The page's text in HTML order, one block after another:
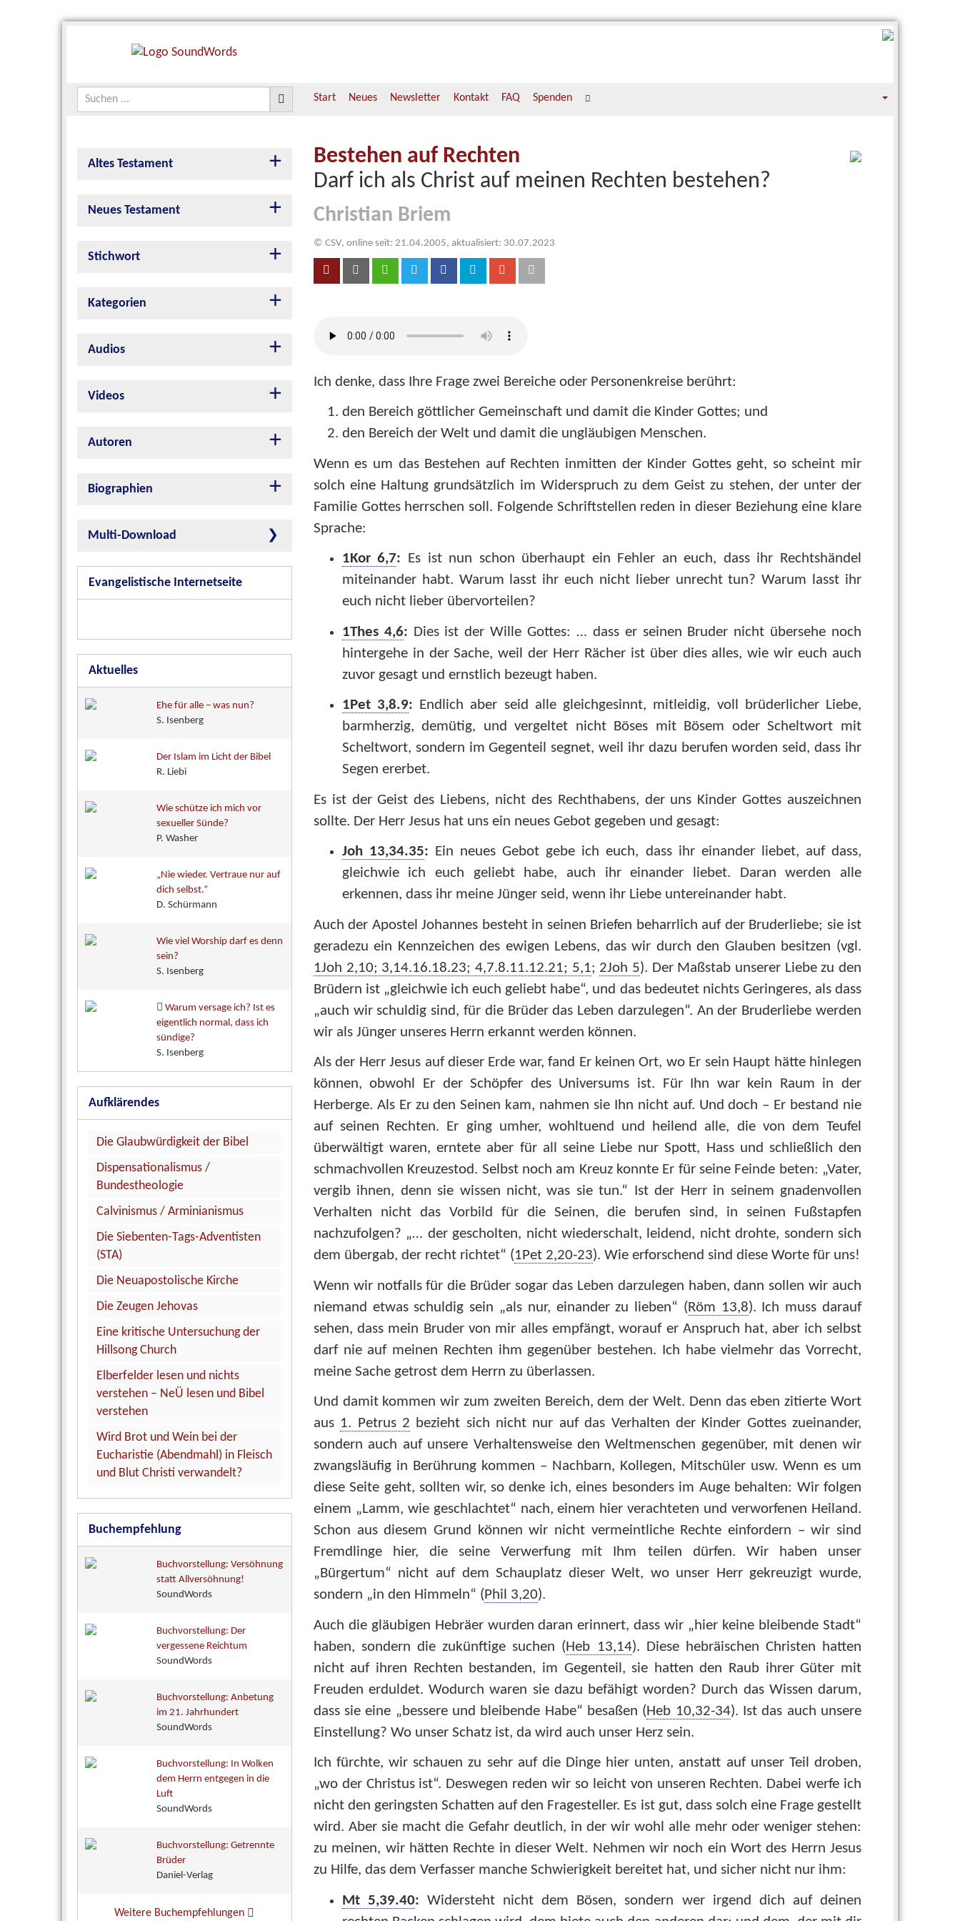
Start Neues Newsletter Kontakt FAQ Spenden
Altes Testament
Neues Testament
Stichwort
Kategorien
Audios
Videos
Autoren
Biographien
Multi-Download
Evangelistische Internetseite
Aktuelles
Ehe für alle – was nun?
S. Isenberg
Der Islam im Licht der Bibel
R. Liebi
Wie schütze ich mich vor
sexueller Sünde?
P. Washer
„Nie wieder. Vertraue nur auf
dich selbst.“
D. Schürmann
Wie viel Worship darf es denn
sein?
S. Isenberg
Warum versage ich? Ist es
eigentlich normal, dass ich
sündige?
S. Isenberg
Aufklärendes
Die Glaubwürdigkeit der Bibel
Dispensationalismus /
Bundestheologie
Calvinismus / Arminianismus
Die Siebenten-Tags-Adventisten
(STA)
Die Neuapostolische Kirche
Die Zeugen Jehovas
Eine kritische Untersuchung der
Hillsong Church
Elberfelder lesen und nichts
verstehen – NeÜ lesen und Bibel
verstehen
Wird Brot und Wein bei der
Eucharistie (Abendmahl) in Fleisch
und Blut Christi verwandelt?
Buchempfehlung
Buchvorstellung: Versöhnung
statt Allversöhnung!
SoundWords
Buchvorstellung: Der
vergessene Reichtum
SoundWords
Buchvorstellung: Anbetung
im 21. Jahrhundert
SoundWords
Buchvorstellung: In Wolken
dem Herrn entgegen in die
Luft
SoundWords
Buchvorstellung: Getrennte
Brüder
Daniel-Verlag
Weitere Buchempfehlungen
Bestehen auf Rechten
Darf ich als Christ auf meinen Rechten bestehen?
Christian Briem
© CSV, online seit: 21.04.2005, aktualisiert: 30.07.2023
Ich denke, dass Ihre Frage zwei Bereiche oder Personenkreise berührt:
den Bereich göttlicher Gemeinschaft und damit die Kinder Gottes; und
den Bereich der Welt und damit die ungläubigen Menschen.
Wenn es um das Bestehen auf Rechten inmitten der Kinder Gottes geht, so scheint mir
solch eine Haltung grundsätzlich im Widerspruch zu dem Geist zu stehen, der unter der
Familie Gottes herrschen soll. Folgende Schriftstellen reden in dieser Beziehung eine klare
Sprache:
1Kor 6,7: Es ist nun schon überhaupt ein Fehler an euch, dass ihr Rechtshändel
miteinander habt. Warum lasst ihr euch nicht lieber unrecht tun? Warum lasst ihr
euch nicht lieber übervorteilen?
1Thes 4,6: Dies ist der Wille Gottes: … dass er seinen Bruder nicht übersehe noch
hintergehe in der Sache, weil der Herr Rächer ist über dies alles, wie wir euch auch
zuvor gesagt und ernstlich bezeugt haben.
1Pet 3,8.9: Endlich aber seid alle gleichgesinnt, mitleidig, voll brüderlicher Liebe,
barmherzig, demütig, und vergeltet nicht Böses mit Bösem oder Scheltwort mit
Scheltwort, sondern im Gegenteil segnet, weil ihr dazu berufen worden seid, dass ihr
Segen ererbet.
Es ist der Geist des Liebens, nicht des Rechthabens, der uns Kinder Gottes auszeichnen
sollte. Der Herr Jesus hat uns ein neues Gebot gegeben und gesagt:
Joh 13,34.35: Ein neues Gebot gebe ich euch, dass ihr einander liebet, auf dass,
gleichwie ich euch geliebt habe, auch ihr einander liebet. Daran werden alle
erkennen, dass ihr meine Jünger seid, wenn ihr Liebe untereinander habt.
Auch der Apostel Johannes besteht in seinen Briefen beharrlich auf der Bruderliebe; sie ist
geradezu ein Kennzeichen des ewigen Lebens, das wir durch den Glauben besitzen (vgl.
1Joh 2,10; 3,14.16.18.23; 4,7.8.11.12.21; 5,1; 2Joh 5). Der Maßstab unserer Liebe zu den
Brüdern ist „gleichwie ich euch geliebt habe“, und das bedeutet nichts Geringeres, als dass
„auch wir schuldig sind, für die Brüder das Leben darzulegen“. An der Bruderliebe werden
wir als Jünger unseres Herrn erkannt werden können.
Als der Herr Jesus auf dieser Erde war, fand Er keinen Ort, wo Er sein Haupt hätte hinlegen
können, obwohl Er der Schöpfer des Universums ist. Für Ihn war kein Raum in der
Herberge. Als Er zu den Seinen kam, nahmen sie Ihn nicht auf. Und doch – Er bestand nie
auf seinen Rechten. Er ging umher, wohltuend und heilend alle, die von dem Teufel
überwältigt waren, erntete aber für all seine Liebe nur Spott, Hass und schließlich den
schmachvollen Kreuzestod. Selbst noch am Kreuz konnte Er für seine Feinde beten: „Vater,
vergib ihnen, denn sie wissen nicht, was sie tun.“ Ist der Herr in seinem gnadenvollen
Verhalten nicht das Vorbild für die Seinen, die berufen sind, in seinen Fußstapfen
nachzufolgen? „… der gescholten, nicht wiederschalt, leidend, nicht drohte, sondern sich
dem übergab, der recht richtet“ (1Pet 2,20-23). Wie erforschend sind diese Worte für uns!
Wenn wir notfalls für die Brüder sogar das Leben darzulegen haben, dann sollen wir auch
niemand etwas schuldig sein „als nur, einander zu lieben“ (Röm 13,8). Ich muss darauf
sehen, dass mein Bruder von mir alles empfängt, worauf er Anspruch hat, aber ich selbst
darf nie auf meinen Rechten ihm gegenüber bestehen. Ich habe vielmehr das Vorrecht,
meine Sache getrost dem Herrn zu überlassen.
Und damit kommen wir zum zweiten Bereich, dem der Welt. Denn das eben zitierte Wort
aus 1. Petrus 2 bezieht sich nicht nur auf das Verhalten der Kinder Gottes zueinander,
sondern auch auf unsere Verhaltensweise den Weltmenschen gegenüber, mit denen wir
zwangsläufig in Berührung kommen – Nachbarn, Kollegen, Mitschüler usw. Wenn es um
diese Seite geht, sollten wir, so denke ich, eines besonders im Auge behalten: Wir folgen
einem „Lamm, wie geschlachtet“ nach, einem hier verachteten und verworfenen Heiland.
Schon aus diesem Grund können wir nicht vermeintliche Rechte einfordern – wir sind
Fremdlinge hier, die seine Verwerfung mit Ihm teilen dürfen. Wir haben unser
„Bürgertum“ nicht auf dem Schauplatz dieser Welt, wo unser Herr gekreuzigt wurde,
sondern „in den Himmeln“ (Phil 3,20).
Auch die gläubigen Hebräer wurden daran erinnert, dass wir „hier keine bleibende Stadt“
haben, sondern die zukünftige suchen (Heb 13,14). Diese hebräischen Christen hatten
nicht auf ihren Rechten bestanden, im Gegenteil, sie hatten den Raub ihrer Güter mit
Freuden erduldet. Wodurch waren sie dazu befähigt worden? Durch das Wissen darum,
dass sie eine „bessere und bleibende Habe“ besaßen (Heb 10,32-34). Ist das auch unsere
Einstellung? Wo unser Schatz ist, da wird auch unser Herz sein.
Ich fürchte, wir schauen zu sehr auf die Dinge hier unten, anstatt auf unser Teil droben,
„wo der Christus ist“. Deswegen reden wir so leicht von unseren Rechten. Dabei werfe ich
nicht den geringsten Schatten auf den Fragesteller. Es ist gut, dass solch eine Frage gestellt
wird. Aber sie macht die Gefahr deutlich, in der wir wohl alle mehr oder weniger stehen:
zu meinen, wir hätten Rechte in dieser Welt. Nehmen wir noch ein Wort des Herrn Jesus
zu Hilfe, das dem Verfasser manche Schwierigkeit bereitet hat, und sicher nicht nur ihm:
Mt 5,39.40:Widersteht nicht dem Bösen, sondern wer irgend dich auf deinen